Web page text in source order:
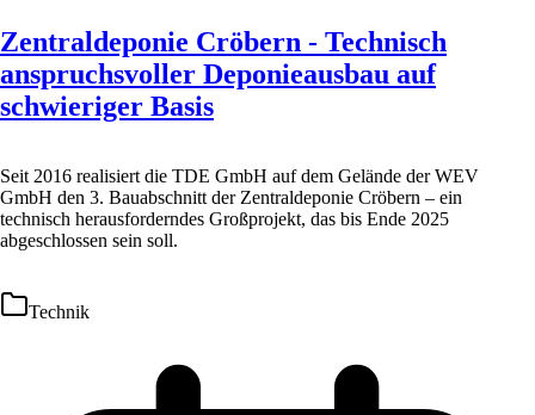
Zentraldeponie Cröbern - Technisch
anspruchsvoller Deponieausbau auf
schwieriger Basis
Seit 2016 realisiert die TDE GmbH auf dem Gelände der WEV
GmbH den 3. Bauabschnitt der Zentraldeponie Cröbern – ein
technisch herausforderndes Großprojekt, das bis Ende 2025
abgeschlossen sein soll.
Technik